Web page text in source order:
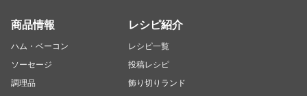
商品情報
ハム・ベーコン
ソーセージ
調理品
レシピ紹介
レシピ一覧
投稿レシピ
飾り切りランド